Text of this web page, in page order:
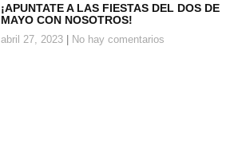
¡APUNTATE A LAS FIESTAS DEL DOS DE
MAYO CON NOSOTROS!
abril 27, 2023 No hay comentarios